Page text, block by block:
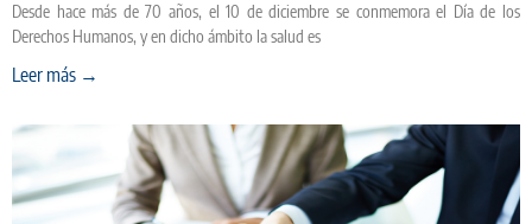
Desde hace más de 70 años, el 10 de diciembre se conmemora el Día de los
Derechos Humanos, y en dicho ámbito la salud es
Leer más →